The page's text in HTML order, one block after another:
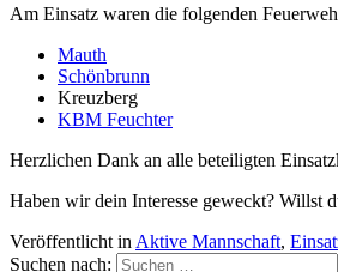
Am Einsatz waren die folgenden
Mauth
Schönbrunn
Kreuzberg
KBM Feuchter
Herzlichen Dank an alle beteiligten
Haben wir dein Interesse geweckt? Willst
Veröffentlicht in Aktive Mannschaft,
Suchen nach: